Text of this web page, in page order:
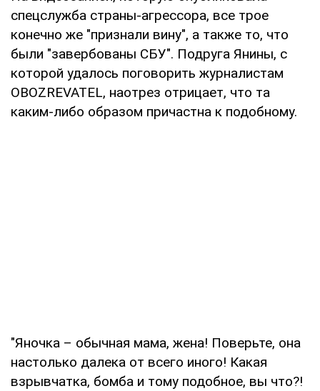
спецслужба страны-агрессора, все трое
конечно же "признали вину", а также то, что
были "завербованы СБУ". Подруга Янины, с
которой удалось поговорить журналистам
OBOZREVATEL, наотрез отрицает, что та
каким-либо образом причастна к подобному.
"Яночка – обычная мама, жена! Поверьте, она
настолько далека от всего иного! Какая
взрывчатка, бомба и тому подобное, вы что?!